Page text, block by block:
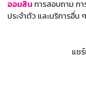
ออมสินการสอบถาม กา
ประจำตัว และบริการอื่น
แช